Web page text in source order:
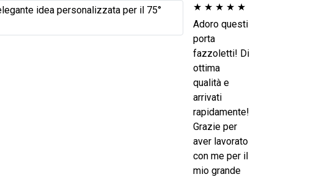
★ ★ ★ ★ ★
Adoro questi
porta
fazzoletti! Di
ottima
qualità e
arrivati
rapidamente!
Grazie per
aver lavorato
con me per il
mio grande